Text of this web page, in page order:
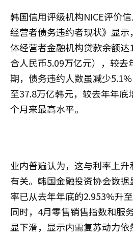
韩国信用评级机构NICE评价
经营者债务违约者现状》显
体经营者金融机构贷款余额
合人民币5.09万亿元），较去
期，债务违约人数虽减少
至37.8万亿韩元，较去年年底
个月来最高水平。
业内普遍认为，这与利率上
有关。韩国金融投资协会数
率已从去年年底的2.953%升
同时，4月零售销售指数和服
显下滑，显示内需复苏动力依